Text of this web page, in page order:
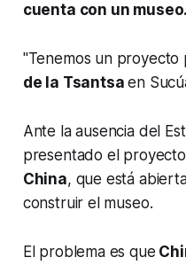
cuenta con un museo.
"Tenemos un proyecto
de la Tsantsaen
Ante la ausencia del
presentado el proyecto
China, que está
construir el museo.
El problema es que